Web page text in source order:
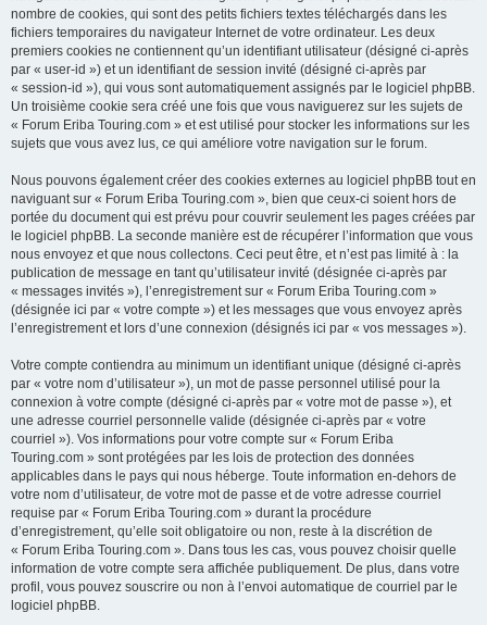
nombre de cookies, qui sont des petits fichiers textes téléchargés dans les
fichiers temporaires du navigateur Internet de votre ordinateur. Les deux
premiers cookies ne contiennent qu’un identifiant utilisateur (désigné ci-après
par « user-id ») et un identifiant de session invité (désigné ci-après par
« session-id »), qui vous sont automatiquement assignés par le logiciel phpBB.
Un troisième cookie sera créé une fois que vous naviguerez sur les sujets de
« Forum Eriba Touring.com » et est utilisé pour stocker les informations sur les
sujets que vous avez lus, ce qui améliore votre navigation sur le forum.
Nous pouvons également créer des cookies externes au logiciel phpBB tout en
naviguant sur « Forum Eriba Touring.com », bien que ceux-ci soient hors de
portée du document qui est prévu pour couvrir seulement les pages créées par
le logiciel phpBB. La seconde manière est de récupérer l’information que vous
nous envoyez et que nous collectons. Ceci peut être, et n’est pas limité à : la
publication de message en tant qu’utilisateur invité (désignée ci-après par
« messages invités »), l’enregistrement sur « Forum Eriba Touring.com »
(désignée ici par « votre compte ») et les messages que vous envoyez après
l’enregistrement et lors d’une connexion (désignés ici par « vos messages »).
Votre compte contiendra au minimum un identifiant unique (désigné ci-après
par « votre nom d’utilisateur »), un mot de passe personnel utilisé pour la
connexion à votre compte (désigné ci-après par « votre mot de passe »), et
une adresse courriel personnelle valide (désignée ci-après par « votre
courriel »). Vos informations pour votre compte sur « Forum Eriba
Touring.com » sont protégées par les lois de protection des données
applicables dans le pays qui nous héberge. Toute information en-dehors de
votre nom d’utilisateur, de votre mot de passe et de votre adresse courriel
requise par « Forum Eriba Touring.com » durant la procédure
d’enregistrement, qu’elle soit obligatoire ou non, reste à la discrétion de
« Forum Eriba Touring.com ». Dans tous les cas, vous pouvez choisir quelle
information de votre compte sera affichée publiquement. De plus, dans votre
profil, vous pouvez souscrire ou non à l’envoi automatique de courriel par le
logiciel phpBB.